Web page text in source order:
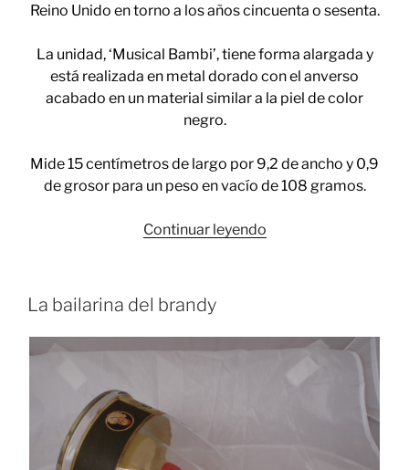
Reino Unido en torno a los años cincuenta o sesenta.
La unidad, ‘Musical Bambi’, tiene forma alargada y
está realizada en metal dorado con el anverso
acabado en un material similar a la piel de color
negro.
Mide 15 centímetros de largo por 9,2 de ancho y 0,9
de grosor para un peso en vacío de 108 gramos.
Continuar leyendo«Fumando
La bailarina del brandy